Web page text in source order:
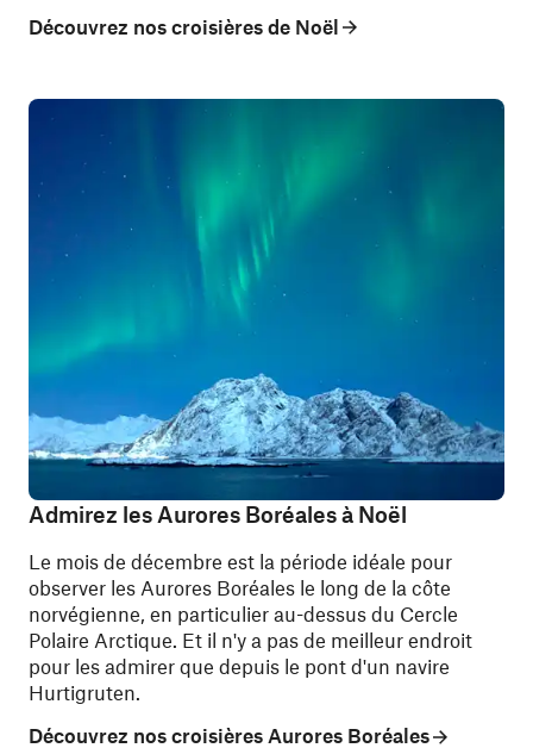
Découvrez nos croisières de Noël
Admirez les Aurores Boréales à Noël
Le mois de décembre est la période idéale pour
observer les Aurores Boréales le long de la côte
norvégienne, en particulier au-dessus du Cercle
Polaire Arctique. Et il n'y a pas de meilleur endroit
pour les admirer que depuis le pont d'un navire
Hurtigruten.
Découvrez nos croisières Aurores Boréales